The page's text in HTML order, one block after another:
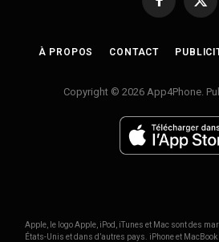
Facebook
X
À PROPOS CONTACT
Copyright © 2026 App4Phone.
Apple, le logo Apple, iPod, iTunes et Mac sont des
États-Unis et dans d’autres pays. iPhone et